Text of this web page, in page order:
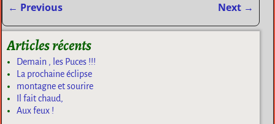
Navigation des articles
← Previous Next →
Articles récents
Demain , les Puces !!!
La prochaine éclipse
montagne et sourire
Il fait chaud,
Aux feux !